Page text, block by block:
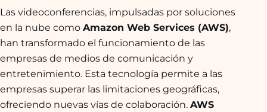
Las videoconferencias, impulsadas por soluciones
en la nube como Amazon Web Services (AWS),
han transformado el funcionamiento de las
empresas de medios de comunicación y
entretenimiento. Esta tecnología permite a las
empresas superar las limitaciones geográficas,
ofreciendo nuevas vías de colaboración. AWS